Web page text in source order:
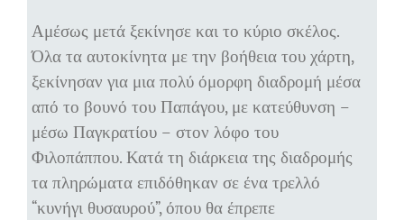
Αμέσως μετά ξεκίνησε και το κύριο σκέλος.
Όλα τα αυτοκίνητα με την βοήθεια του χάρτη,
ξεκίνησαν για μια πολύ όμορφη διαδρομή μέσα
από το βουνό του Παπάγου, με κατεύθυνση –
μέσω Παγκρατίου – στον λόφο του
Φιλοπάππου. Κατά τη διάρκεια της διαδρομής
τα πληρώματα επιδόθηκαν σε ένα τρελλό
“κυνήγι θυσαυρού”, όπου θα έπρεπε